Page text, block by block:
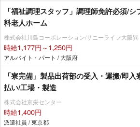
「福祉調理スタッフ」調理師免許必須/
料老人ホーム
株式会社川島コーポレーション/サニーライフ大阪巽
時給1,177円～1,250円
アルバイト・パート / 大阪府
「寮完備」製品出荷部の受入・運搬/即
払い/工場・製造
株式会社京栄センター
時給1,400円
派遣社員 / 東京都